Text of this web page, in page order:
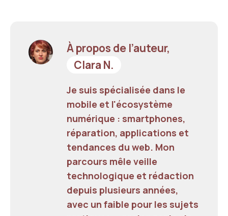
À propos de l’auteur,
Clara N.
Je suis spécialisée dans le
mobile et l'écosystème
numérique : smartphones,
réparation, applications et
tendances du web. Mon
parcours mêle veille
technologique et rédaction
depuis plusieurs années,
avec un faible pour les sujets